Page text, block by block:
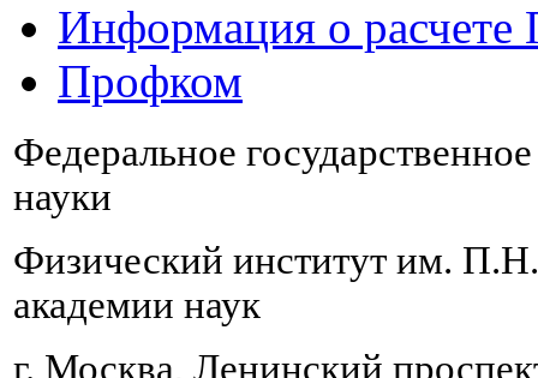
Информация о
Профком
Федеральное
науки
Физический институт им.
академии наук
г. Москва, Ленинский